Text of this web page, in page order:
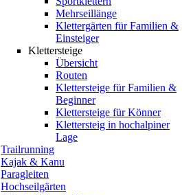
Mehrseillänge
Klettergärten für Familien &
Einsteiger
Klettersteige
Übersicht
Routen
Klettersteige für Familien &
Beginner
Klettersteige für Könner
Klettersteig in hochalpiner
Lage
Trailrunning
Kajak & Kanu
Paragleiten
Hochseilgärten